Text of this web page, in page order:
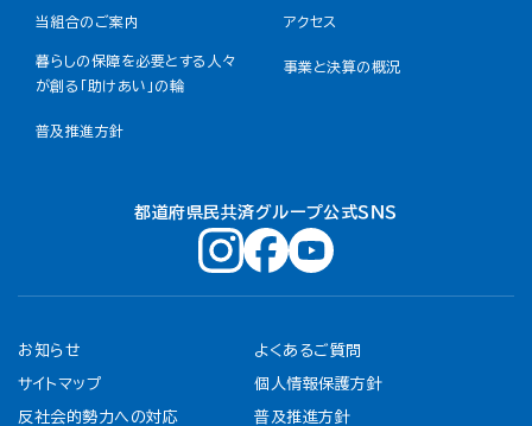
当組合のご案内 アクセス
暮らしの保障を必要とする人々
が創る「助けあい」の輪
事業と決算の概況
普及推進方針
都道府県民共済グループ公式ＳＮＳ
お知らせ よくあるご質問
サイトマップ 個人情報保護方針
反社会的勢力への対応 普及推進方針